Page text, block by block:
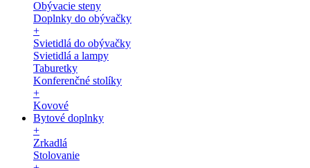
Obývacie steny
Doplnky do obývačky
+
Svietidlá do obývačky
Svietidlá a lampy
Taburetky
Konferenčné stolíky
+
Kovové
Bytové doplnky
+
Zrkadlá
Stolovanie